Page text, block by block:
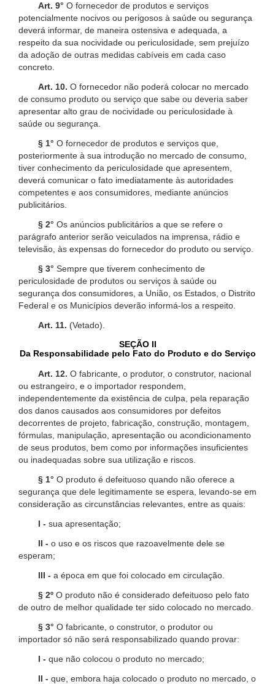
Art. 9° O fornecedor de produtos e serviços
potencialmente nocivos ou perigosos à saúde ou segurança
deverá informar, de maneira ostensiva e adequada, a
respeito da sua nocividade ou periculosidade, sem prejuízo
da adoção de outras medidas cabíveis em cada caso
concreto.
Art. 10. O fornecedor não poderá colocar no mercado
de consumo produto ou serviço que sabe ou deveria saber
apresentar alto grau de nocividade ou periculosidade à
saúde ou segurança.
§ 1° O fornecedor de produtos e serviços que,
posteriormente à sua introdução no mercado de consumo,
tiver conhecimento da periculosidade que apresentem,
deverá comunicar o fato imediatamente às autoridades
competentes e aos consumidores, mediante anúncios
publicitários.
§ 2° Os anúncios publicitários a que se refere o
parágrafo anterior serão veiculados na imprensa, rádio e
televisão, às expensas do fornecedor do produto ou serviço.
§ 3° Sempre que tiverem conhecimento de
periculosidade de produtos ou serviços à saúde ou
segurança dos consumidores, a União, os Estados, o Distrito
Federal e os Municípios deverão informá-los a respeito.
Art. 11. (Vetado).
SEÇÃO II
Da Responsabilidade pelo Fato do Produto e do Serviço
Art. 12. O fabricante, o produtor, o construtor, nacional
ou estrangeiro, e o importador respondem,
independentemente da existência de culpa, pela reparação
dos danos causados aos consumidores por defeitos
decorrentes de projeto, fabricação, construção, montagem,
fórmulas, manipulação, apresentação ou acondicionamento
de seus produtos, bem como por informações insuficientes
ou inadequadas sobre sua utilização e riscos.
§ 1° O produto é defeituoso quando não oferece a
segurança que dele legitimamente se espera, levando-se em
consideração as circunstâncias relevantes, entre as quais:
I - sua apresentação;
II - o uso e os riscos que razoavelmente dele se
esperam;
III - a época em que foi colocado em circulação.
§ 2º O produto não é considerado defeituoso pelo fato
de outro de melhor qualidade ter sido colocado no mercado.
§ 3° O fabricante, o construtor, o produtor ou
importador só não será responsabilizado quando provar:
I - que não colocou o produto no mercado;
II - que, embora haja colocado o produto no mercado, o